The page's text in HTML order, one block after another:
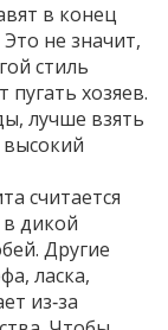
в конец
не значит,
стиль
хозяев.
лучше взять
считается
дикой
Другие
ласка,
из‑за